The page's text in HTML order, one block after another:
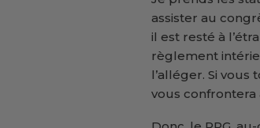
assister au
il est resté à
règlement
l’alléger. Si
vous confrontera